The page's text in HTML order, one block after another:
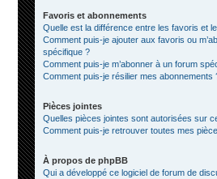
Favoris et abonnements
Quelle est la différence entre les favoris et
Comment puis-je ajouter aux favoris ou
spécifique ?
Comment puis-je m’abonner à un forum
Comment puis-je résilier mes abonnements
Pièces jointes
Quelles pièces jointes sont autorisées sur
Comment puis-je retrouver toutes mes
À propos de phpBB
Qui a développé ce logiciel de forum de